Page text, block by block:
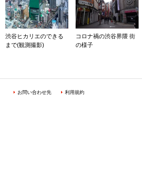
渋谷ヒカリエのできる
まで(観測撮影)
コロナ禍の渋谷界隈 街
の様子
お問い合わせ先 利用規約